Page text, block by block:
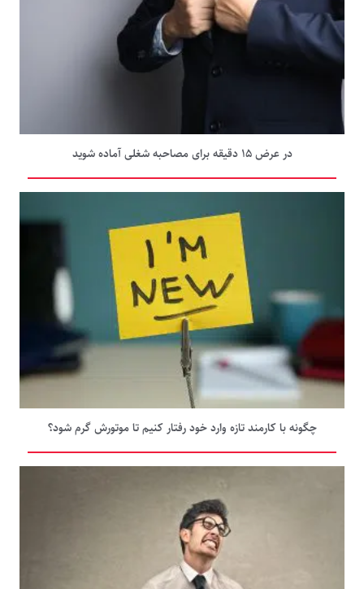
در عرض ۱۵ دقیقه برای مصاحبه شغلی آماده شوید
چگونه با کارمند تازه‌ وارد خود رفتار کنیم تا موتورش گرم شود؟